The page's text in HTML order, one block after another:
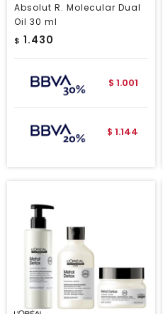
Absolut R. Molecular Dual
Oil 30 ml
$ 1.430
$ 1.001
$ 1.144